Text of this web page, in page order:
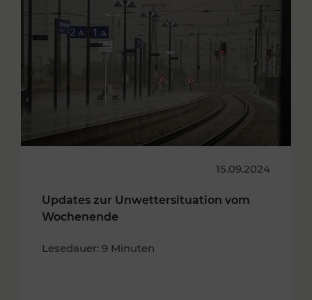
15.09.2024
Updates zur Unwettersituation vom
Wochenende
Lesedauer: 9 Minuten